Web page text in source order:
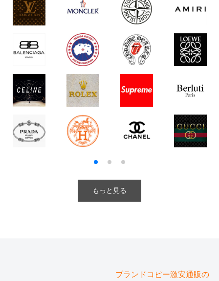
もっと見る
ブランドコピー激安通販の